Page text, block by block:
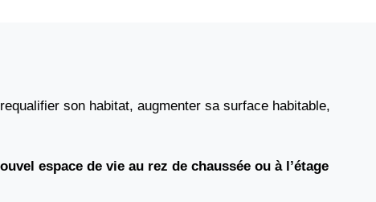
son habitat, augmenter sa surface habitable,
espace de vie au rez de chaussée ou à l’étage